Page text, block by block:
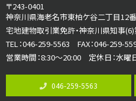
リビングダイニング部分の床暖房完備
第8位
〒243-0401
神奈川県海老名市東柏ケ谷二丁目12
宅地建物取引業免許・神奈川県知事
TEL：046-259-5563 FAX：046-259-
営業時間：8:30～20:00 定休日：水曜
046-259-5563